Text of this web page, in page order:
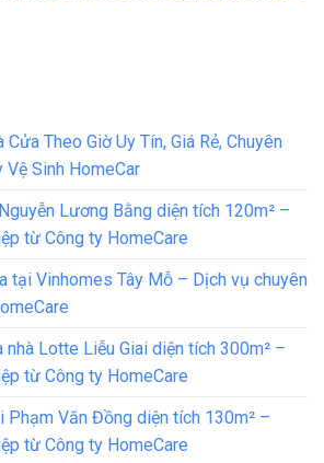
Cửa Theo Giờ Uy Tín, Giá Rẻ, Chuyên
Vệ Sinh HomeCar
Lương Bằng diện tích 120m² –
từ Công ty HomeCare
tại Vinhomes Tây Mỗ – Dịch vụ chuyên
Lotte Liễu Giai diện tích 300m² –
từ Công ty HomeCare
Phạm Văn Đồng diện tích 130m² –
từ Công ty HomeCare